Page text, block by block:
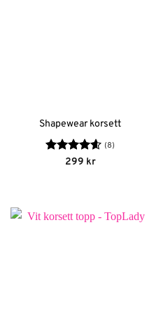
Shapewear korsett
Betygsatt
(8)
299 kr